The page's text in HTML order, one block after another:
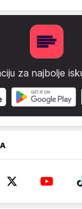
za najbolje